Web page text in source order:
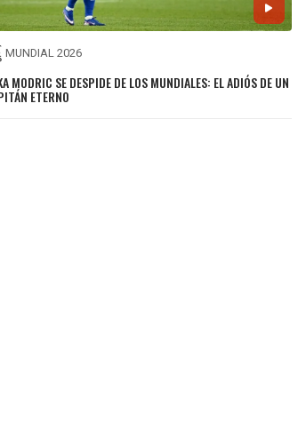
MUNDIAL 2026
MODRIC SE DESPIDE DE LOS MUNDIALES: EL ADIÓS DE UN
ETERNO